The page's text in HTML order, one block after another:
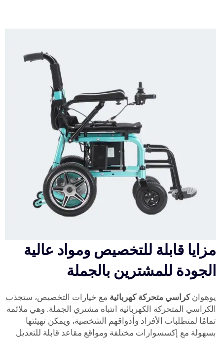
مزايا قابلة للتخصيص ومواد عالية
الجودة للمشترين بالجملة
يوهوانكراسي متحركة كهربائية مع خيارات التخصيص، ستجذب
الكراسي المتحركة الكهربائية انتباه مشتري الجملة. وهي ملائمة
تمامًا لمتطلبات الأفراد وأذواقهم الشخصية، ويمكن تهيئتها
بسهولة مع إكسسوارات مختلفة ومواقع مقاعد قابلة للتعديل